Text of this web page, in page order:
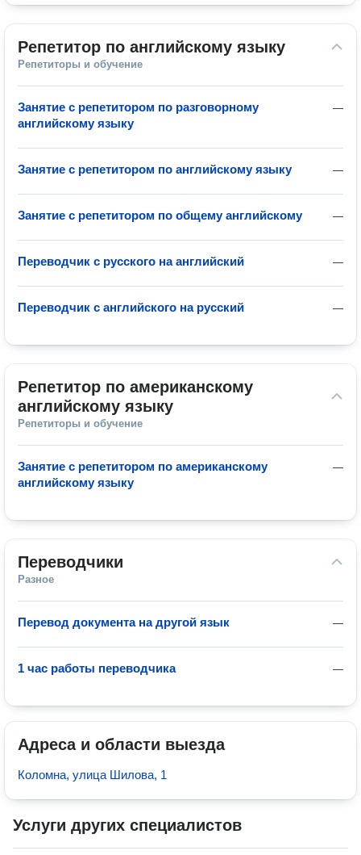
Репетитор по английскому языку
Репетиторы и обучение
—
Занятие с репетитором по разговорному
английскому языку
—
Занятие с репетитором по английскому языку
—
Занятие с репетитором по общему английскому
—
Переводчик с русского на английский
—
Переводчик с английского на русский
Репетитор по американскому
английскому языку
Репетиторы и обучение
—
Занятие с репетитором по американскому
английскому языку
Переводчики
Разное
—
Перевод документа на другой язык
—
1 час работы переводчика
Адреса и области выезда
Коломна, улица Шилова, 1
Услуги других специалистов